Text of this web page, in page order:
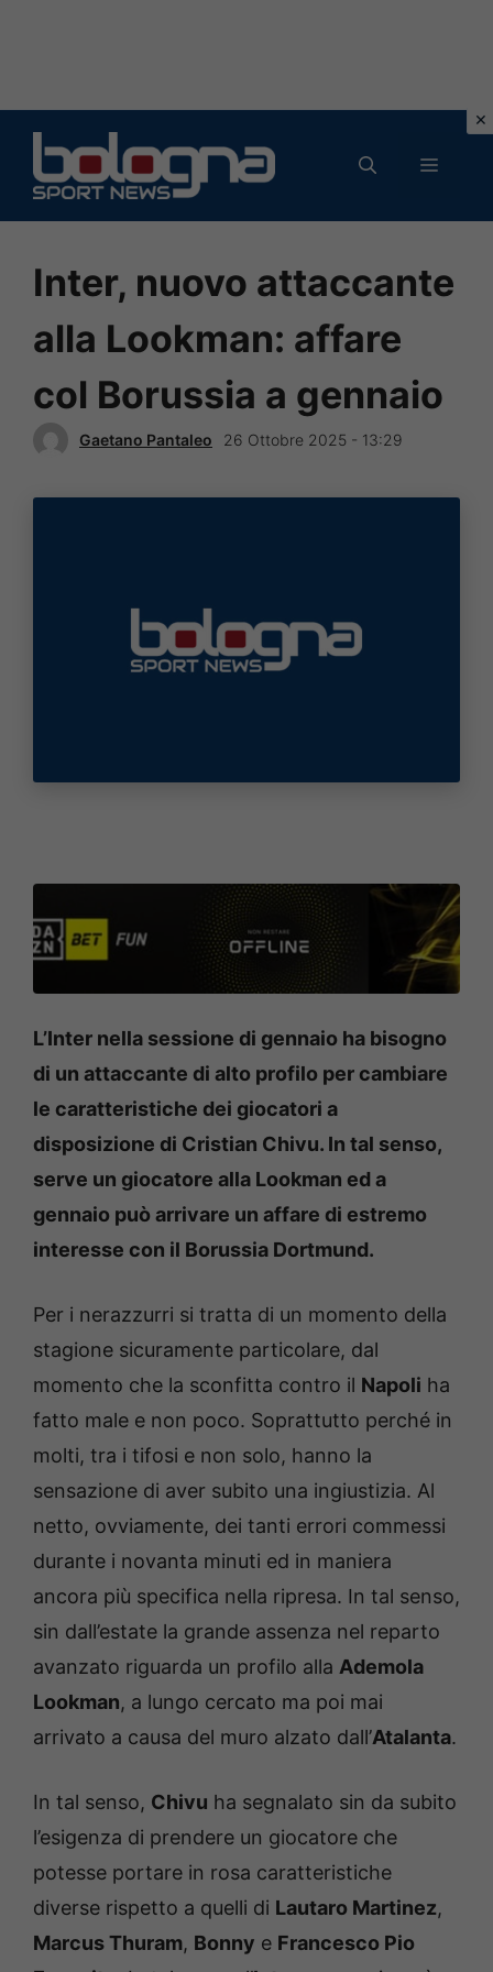
contenuto
MENU
Inter, nuovo attaccante
alla Lookman: affare
col Borussia a gennaio
Gaetano Pantaleo 26 Ottobre 2025 - 13:29
L’Inter nella sessione di gennaio ha bisogno
di un attaccante di alto profilo per cambiare
le caratteristiche dei giocatori a
disposizione di Cristian Chivu. In tal senso,
serve un giocatore alla Lookman ed a
gennaio può arrivare un affare di estremo
interesse con il Borussia Dortmund.
Per i nerazzurri si tratta di un momento della
stagione sicuramente particolare, dal
momento che la sconfitta contro il Napoli ha
fatto male e non poco. Soprattutto perché in
molti, tra i tifosi e non solo, hanno la
sensazione di aver subito una ingiustizia. Al
netto, ovviamente, dei tanti errori commessi
durante i novanta minuti ed in maniera
ancora più specifica nella ripresa. In tal senso,
sin dall’estate la grande assenza nel reparto
avanzato riguarda un profilo alla Ademola
Lookman, a lungo cercato ma poi mai
arrivato a causa del muro alzato dall’Atalanta.
In tal senso, Chivu ha segnalato sin da subito
l’esigenza di prendere un giocatore che
potesse portare in rosa caratteristiche
diverse rispetto a quelli di Lautaro Martinez,
Marcus Thuram, Bonny e Francesco Pio